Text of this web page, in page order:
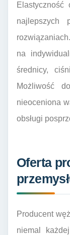
najlepszych
na
średnicy,
Możliwość
nieoceniona
obsługi
Oferta
Producent
niemal